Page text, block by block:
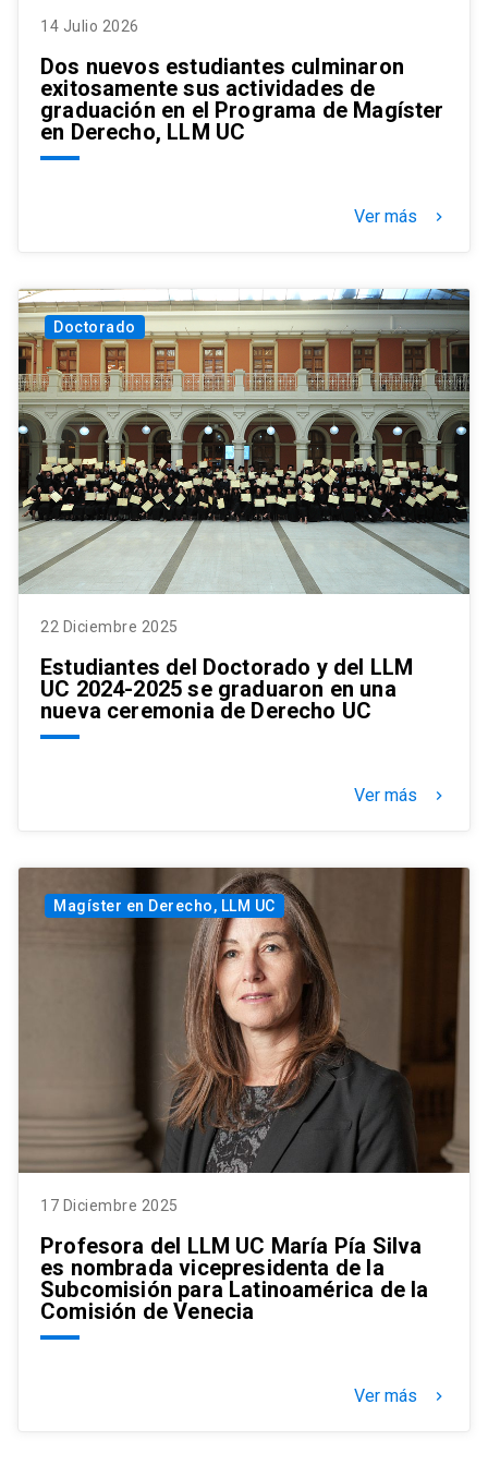
14 Julio 2026
Dos nuevos estudiantes culminaron
exitosamente sus actividades de
graduación en el Programa de Magíster
en Derecho, LLM UC
Ver más keyboard_arrow_right
Doctorado
22 Diciembre 2025
Estudiantes del Doctorado y del LLM
UC 2024-2025 se graduaron en una
nueva ceremonia de Derecho UC
Ver más keyboard_arrow_right
Magíster en Derecho, LLM UC
17 Diciembre 2025
Profesora del LLM UC María Pía Silva
es nombrada vicepresidenta de la
Subcomisión para Latinoamérica de la
Comisión de Venecia
Ver más keyboard_arrow_right